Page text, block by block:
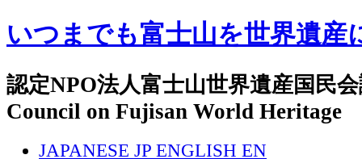
いつまでも富士山を世界遺産
認定NPO法人富士山世界遺産国民
Council on Fujisan World Heritage
JAPANESE JP ENGLISH EN